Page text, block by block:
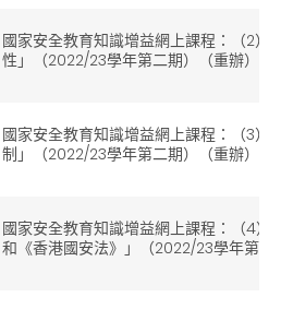
國家安全教育知識增益網上課程：（2）
性」（2022/23學年第二期）（重辦）
國家安全教育知識增益網上課程：（3）
制」（2022/23學年第二期）（重辦）
國家安全教育知識增益網上課程：（4）
和《香港國安法》」（2022/23學年第二